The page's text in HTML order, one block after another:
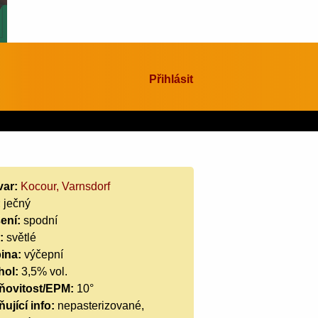
Přihlásit
Kocour, Varnsdorf
ječný
spodní
světlé
výčepní
3,5% vol.
EPM: 10°
info: nepasterizované,